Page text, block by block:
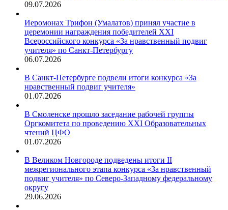
09.07.2026
Иеромонах Трифон (Умалатов) принял участие в
церемонии награждения победителей XXI
Всероссийского конкурса «За нравственный подвиг
учителя» по Санкт-Петербургу
06.07.2026
В Санкт-Петербурге подвели итоги конкурса «За
нравственный подвиг учителя»
01.07.2026
В Смоленске прошло заседание рабочей группы
Оргкомитета по проведению XXI Образовательных
чтений ЦФО
01.07.2026
В Великом Новгороде подведены итоги II
межрегионального этапа конкурса «За нравственный
подвиг учителя» по Северо-Западному федеральному
округу
29.06.2026